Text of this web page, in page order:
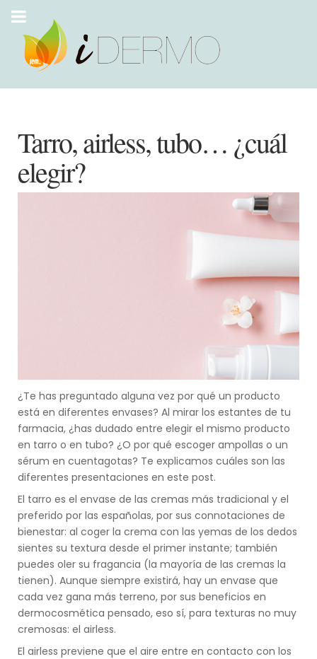
Tarro, airless, tubo… ¿cuál
elegir?
¿Te has preguntado alguna vez por qué un producto
está en diferentes envases? Al mirar los estantes de tu
farmacia, ¿has dudado entre elegir el mismo producto
en tarro o en tubo? ¿O por qué escoger ampollas o un
sérum en cuentagotas? Te explicamos cuáles son las
diferentes presentaciones en este post.
El tarro es el envase de las cremas más tradicional y el
preferido por las españolas, por sus connotaciones de
bienestar: al coger la crema con las yemas de los dedos
sientes su textura desde el primer instante; también
puedes oler su fragancia (la mayoría de las cremas la
tienen). Aunque siempre existirá, hay un envase que
cada vez gana más terreno, por sus beneficios en
dermocosmética pensado, eso sí, para texturas no muy
cremosas: el airless.
El airless previene que el aire entre en contacto con los